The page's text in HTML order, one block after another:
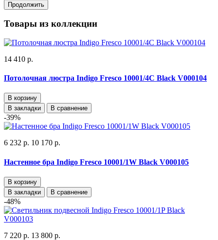
Продолжить
Товары из коллекции
14 410 р.
Потолочная люстра Indigo Fresco 10001/4C Black V000104
В корзину
В закладки
В сравнение
-39%
6 232 р. 10 170 р.
Настенное бра Indigo Fresco 10001/1W Black V000105
В корзину
В закладки
В сравнение
-48%
7 220 р. 13 800 р.